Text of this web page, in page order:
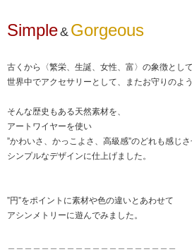
Simple& Gorgeous
古くから〈繁栄、生誕、女性、富〉の象徴として
世界中でアクセサリーとして、またお守りのよ
そんな歴史もある天然素材を、
アートワイヤーを使い
”かわいさ、かっこよさ、高級感”のどれも感じさ
シンプルなデザインに仕上げました。
”円”をポイントに素材や色の違いとあわせて
アシンメトリーに遊んでみました。